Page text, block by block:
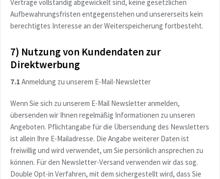
Verträge vollständig abgewickelt sind, keine gesetzlichen
Aufbewahrungsfristen entgegenstehen und unsererseits kein
berechtigtes Interesse an der Weiterspeicherung fortbesteht.
7) Nutzung von Kundendaten zur
Direktwerbung
7.1 Anmeldung zu unserem E-Mail-Newsletter
Wenn Sie sich zu unserem E-Mail Newsletter anmelden,
übersenden wir Ihnen regelmäßig Informationen zu unseren
Angeboten. Pflichtangabe für die Übersendung des Newsletters
ist allein Ihre E-Mailadresse. Die Angabe weiterer Daten ist
freiwillig und wird verwendet, um Sie persönlich ansprechen zu
können. Für den Newsletter-Versand verwenden wir das sog.
Double Opt-in Verfahren, mit dem sichergestellt wird, dass Sie